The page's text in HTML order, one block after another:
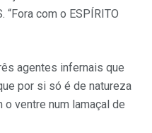
“Fora com o ESPÍRITO
agentes infernais que
por si só é de natureza
ventre num lamaçal de